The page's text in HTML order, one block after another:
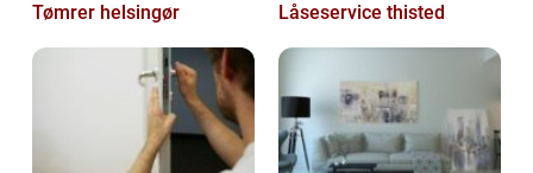
Tømrer helsingør Låseservice thisted